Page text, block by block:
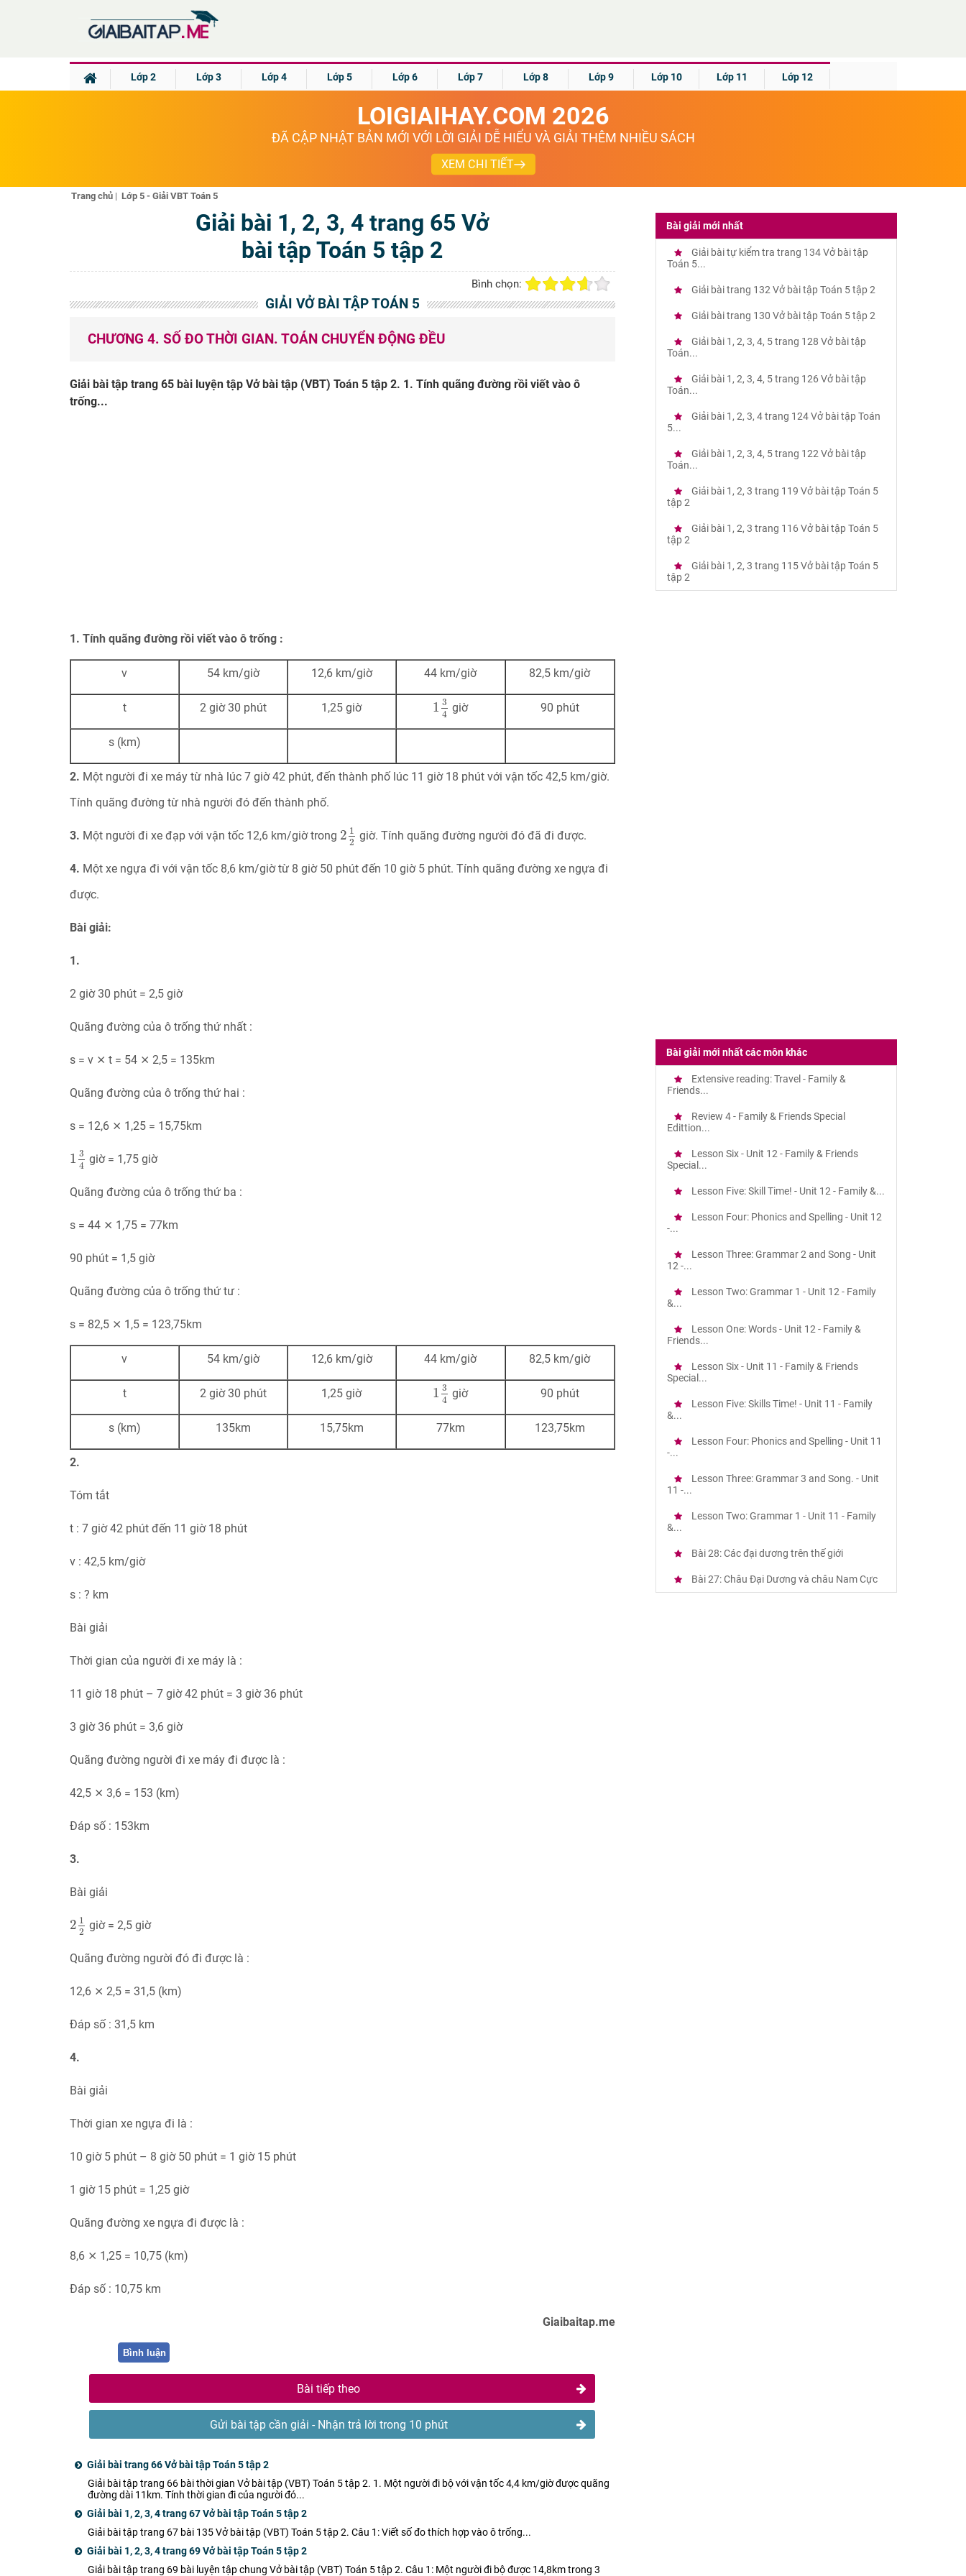
Lớp 2 Lớp 3 Lớp 4 Lớp 5 Lớp 6 Lớp 7 Lớp 8 Lớp 9 Lớp 10 Lớp 11 Lớp 12
LOIGIAIHAY.COM 2026
ĐÃ CẬP NHẬT BẢN MỚI VỚI LỜI GIẢI DỄ HIỂU VÀ GIẢI THÊM NHIỀU SÁCH
XEM CHI TIẾT
Trang chủ| Lớp 5 - Giải VBT Toán 5
Giải bài 1, 2, 3, 4 trang 65 Vở
bài tập Toán 5 tập 2
Bình chọn:
GIẢI VỞ BÀI TẬP TOÁN 5
CHƯƠNG 4. SỐ ĐO THỜI GIAN. TOÁN CHUYỂN ĐỘNG ĐỀU
Giải bài tập trang 65 bài luyện tập Vở bài tập (VBT) Toán 5 tập 2. 1. Tính quãng đường rồi viết vào ô
trống...
1. Tính quãng đường rồi viết vào ô trống :
v 54 km/giờ 12,6 km/giờ 44 km/giờ 82,5 km/giờ
t 2 giờ 30 phút 1,25 giờ 1 3
4
134
giờ 90 phút
s (km)
2. Một người đi xe máy từ nhà lúc 7 giờ 42 phút, đến thành phố lúc 11 giờ 18 phút với vận tốc 42,5 km/giờ.
Tính quãng đường từ nhà người đó đến thành phố.
3. Một người đi xe đạp với vận tốc 12,6 km/giờ trong 2 1
2
2 1
giờ. Tính quãng đường người đó đã đi được.
4. Một xe ngựa đi với vận tốc 8,6 km/giờ từ 8 giờ 50 phút đến 10 giờ 5 phút. Tính quãng đường xe ngựa đi
được.
Bài giải:
1.
2 giờ 30 phút = 2,5 giờ
Quãng đường của ô trống thứ nhất :
s = v ⨯ t = 54 ⨯ 2,5 = 135km
Quãng đường của ô trống thứ hai :
s = 12,6 ⨯ 1,25 = 15,75km
1 3
4
1 3
giờ = 1,75 giờ
Quãng đường của ô trống thứ ba :
s = 44 ⨯ 1,75 = 77km
90 phút = 1,5 giờ
Quãng đường của ô trống thứ tư :
s = 82,5 ⨯ 1,5 = 123,75km
v 54 km/giờ 12,6 km/giờ 44 km/giờ 82,5 km/giờ
t 2 giờ 30 phút 1,25 giờ 1 3
4
134
giờ 90 phút
s (km) 135km 15,75km 77km 123,75km
2.
Tóm tắt
t : 7 giờ 42 phút đến 11 giờ 18 phút
v : 42,5 km/giờ
s : ? km
Bài giải
Thời gian của người đi xe máy là :
11 giờ 18 phút – 7 giờ 42 phút = 3 giờ 36 phút
3 giờ 36 phút = 3,6 giờ
Quãng đường người đi xe máy đi được là :
42,5 ⨯ 3,6 = 153 (km)
Đáp số : 153km
3.
Bài giải
2 1
2
2 1
giờ = 2,5 giờ
Quãng đường người đó đi được là :
12,6 ⨯ 2,5 = 31,5 (km)
Đáp số : 31,5 km
4.
Bài giải
Thời gian xe ngựa đi là :
10 giờ 5 phút – 8 giờ 50 phút = 1 giờ 15 phút
1 giờ 15 phút = 1,25 giờ
Quãng đường xe ngựa đi được là :
8,6 ⨯ 1,25 = 10,75 (km)
Đáp số : 10,75 km
Giaibaitap.me
Bình luận
Bài tiếp theo
Gửi bài tập cần giải - Nhận trả lời trong 10 phút
Giải bài trang 66 Vở bài tập Toán 5 tập 2
Giải bài tập trang 66 bài thời gian Vở bài tập (VBT) Toán 5 tập 2. 1. Một người đi bộ với vận tốc 4,4 km/giờ được quãng
đường dài 11km. Tính thời gian đi của người đó...
Giải bài 1, 2, 3, 4 trang 67 Vở bài tập Toán 5 tập 2
Giải bài tập trang 67 bài 135 Vở bài tập (VBT) Toán 5 tập 2. Câu 1: Viết số đo thích hợp vào ô trống...
Giải bài 1, 2, 3, 4 trang 69 Vở bài tập Toán 5 tập 2
Giải bài tập trang 69 bài luyện tập chung Vở bài tập (VBT) Toán 5 tập 2. Câu 1: Một người đi bộ được 14,8km trong 3
Bài giải mới nhất
Giải bài tự kiểm tra trang 134 Vở bài tập
Toán 5...
Giải bài trang 132 Vở bài tập Toán 5 tập 2
Giải bài trang 130 Vở bài tập Toán 5 tập 2
Giải bài 1, 2, 3, 4, 5 trang 128 Vở bài tập
Toán...
Giải bài 1, 2, 3, 4, 5 trang 126 Vở bài tập
Toán...
Giải bài 1, 2, 3, 4 trang 124 Vở bài tập Toán
5...
Giải bài 1, 2, 3, 4, 5 trang 122 Vở bài tập
Toán...
Giải bài 1, 2, 3 trang 119 Vở bài tập Toán 5
tập 2
Giải bài 1, 2, 3 trang 116 Vở bài tập Toán 5
tập 2
Giải bài 1, 2, 3 trang 115 Vở bài tập Toán 5
tập 2
Bài giải mới nhất các môn khác
Extensive reading: Travel - Family &
Friends...
Review 4 - Family & Friends Special
Edittion...
Lesson Six - Unit 12 - Family & Friends
Special...
Lesson Five: Skill Time! - Unit 12 - Family &...
Lesson Four: Phonics and Spelling - Unit 12
-...
Lesson Three: Grammar 2 and Song - Unit
12 -...
Lesson Two: Grammar 1 - Unit 12 - Family
&...
Lesson One: Words - Unit 12 - Family &
Friends...
Lesson Six - Unit 11 - Family & Friends
Special...
Lesson Five: Skills Time! - Unit 11 - Family
&...
Lesson Four: Phonics and Spelling - Unit 11
-...
Lesson Three: Grammar 3 and Song. - Unit
11 -...
Lesson Two: Grammar 1 - Unit 11 - Family
&...
Bài 28: Các đại dương trên thế giới
Bài 27: Châu Đại Dương và châu Nam Cực